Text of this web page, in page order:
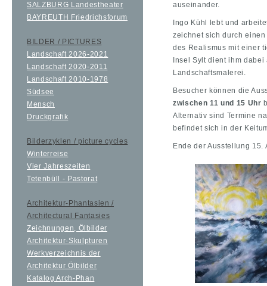
SALZBURG Landestheater
BAYREUTH Friedrichsforum
BILDER / PICTURES
Landschaft 2026-2021
Landschaft 2020-2011
Landschaft 2010-1978
Südsee
Mensch
Druckgrafik
Bilderzyklen / picture cycles
Winterreise
Vier Jahreszeiten
Tetenbüll - Pastorat
Architektur-Phantasien /
Architectural Fantasies
Zeichnungen, Ölbilder
Architektur-Skulpturen
Werkverzeichnis der
Architektur Ölbilder
Katalog Arch-Phan
auseinander.
Ingo Kühl lebt und
zeichnet sich durch
des Realismus mit einer
Insel Sylt dient ihm
Landschaftsmalerei.
Besucher können die
zwischen 11 und 15 Uhr
Alternativ sind Termine
befindet sich in der
Ende der Ausstellung 15.